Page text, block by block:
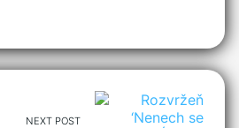
NEXT POST